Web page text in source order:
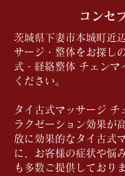
コンセ
茨城県下妻市本城町近
サージ・整体をお探し
式・経絡整体 チェンマ
ください。
タイ古式マッサージ チ
ラクゼーション効果が
放に効果的なタイ古式
に、お客様の症状や悩
も多数ご提供しており